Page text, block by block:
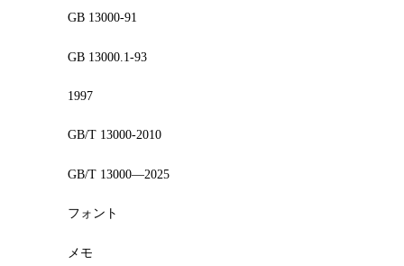
GB 13000-91
GB 13000.1-93
1997
GB/T 13000-2010
GB/T 13000—2025
フォント
メモ